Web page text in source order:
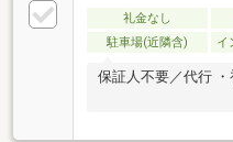
礼金なし
駐車場(近隣含)
イ
保証人不要／代行